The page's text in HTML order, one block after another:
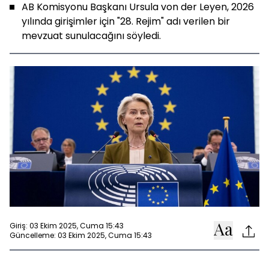
AB Komisyonu Başkanı Ursula von der Leyen, 2026
yılında girişimler için "28. Rejim" adı verilen bir
mevzuat sunulacağını söyledi.
Giriş: 03 Ekim 2025, Cuma 15:43
Güncelleme: 03 Ekim 2025, Cuma 15:43